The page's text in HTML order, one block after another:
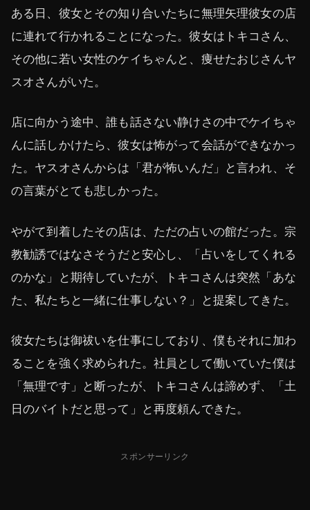
ある日、彼女とその知り合いたちに無理矢理彼女の店
に連れて行かれることになった。彼女はトキコさん、
その他に若い女性のケイちゃんと、痩せたおじさんヤ
スオさんがいた。
店に向かう途中、誰も話さない静けさの中でケイちゃ
んに話しかけたら、彼女は怖がって会話ができなかっ
た。ヤスオさんからは「君が怖いんだ」と言われ、そ
の言葉がとても悲しかった。
やがて到着したその店は、ただの占いの館だった。宗
教勧誘ではなさそうだと安心し、「占いをしてくれる
のかな」と期待していたが、トキコさんは突然「あな
た、私たちと一緒に仕事しない？」と提案してきた。
彼女たちは御祓いを仕事にしており、僕もそれに加わ
ることを強く求められた。社員として働いていた僕は
「無理です」と断ったが、トキコさんは諦めず、「土
日のバイトだと思って」と再度頼んできた。
スポンサーリンク